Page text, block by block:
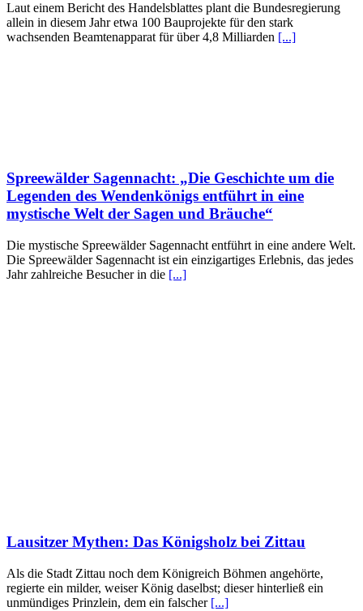
Laut einem Bericht des Handelsblattes plant die Bundesregierung
allein in diesem Jahr etwa 100 Bauprojekte für den stark
wachsenden Beamtenapparat für über 4,8 Milliarden [...]
Spreewälder Sagennacht: „Die Geschichte um die
Legenden des Wendenkönigs entführt in eine
mystische Welt der Sagen und Bräuche“
Die mystische Spreewälder Sagennacht entführt in eine andere Welt.
Die Spreewälder Sagennacht ist ein einzigartiges Erlebnis, das jedes
Jahr zahlreiche Besucher in die [...]
Lausitzer Mythen: Das Königsholz bei Zittau
Als die Stadt Zittau noch dem Königreich Böhmen angehörte,
regierte ein milder, weiser König daselbst; dieser hinterließ ein
unmündiges Prinzlein, dem ein falscher [...]